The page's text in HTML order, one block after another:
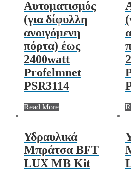
Aυτοματισμός
(για δίφυλλη
ανοιγόμενη
πόρτα) έως
2400watt
Profelmnet
PSR3114
Read More
Υδραυλικά
Μπράτσα BFT
LUX MB Kit